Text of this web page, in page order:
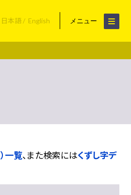
日本語 English メニュー
一覧、また検索にはくずし字デ